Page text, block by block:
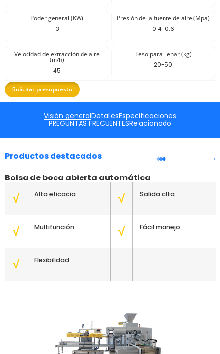
Poder general (KW)
13
Presión de la fuente de aire (Mpa)
0.4-0.6
Velocidad de extracción de aire
(m/h)
45
Peso para llenar (kg)
20-50
Solicitar presupuesto
Visión generalDetallesEspecificaciones
PREGUNTAS FRECUENTESRelacionado
Productos destacados
Bolsa de boca abierta automática
√ Alta eficacia √ Salida alta
√ Multifunción √ Fácil manejo
√ Flexibilidad